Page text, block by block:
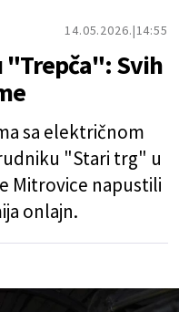
14.05.2026. 14:55
"Trepča": Svih
sa električnom
"Stari trg" u
Mitrovice napustili
onlajn.